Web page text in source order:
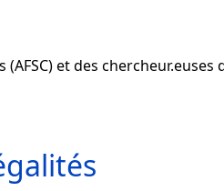
et des chercheur.euses